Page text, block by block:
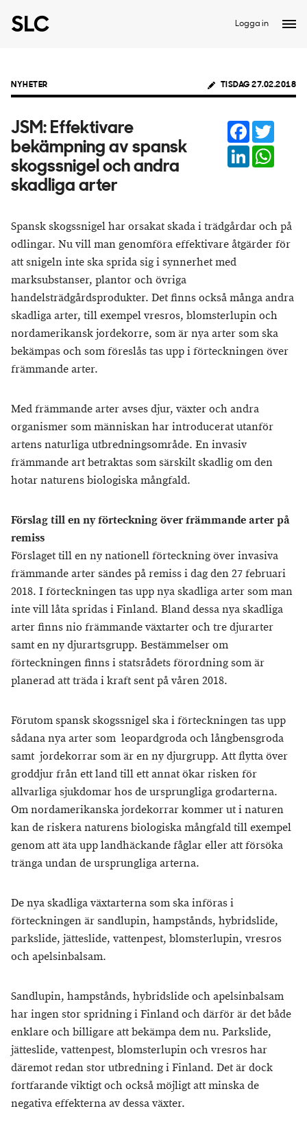
Logga in
NYHETER TISDAG 27.02.2018
JSM: Effektivare
bekämpning av spansk
skogssnigel och andra
skadliga arter
Facebook
LinkedIn
Spansk skogssnigel har orsakat skada i trädgårdar och på
odlingar. Nu vill man genomföra effektivare åtgärder för
att snigeln inte ska sprida sig i synnerhet med
marksubstanser, plantor och övriga
handelsträdgårdsprodukter. Det finns också många andra
skadliga arter, till exempel vresros, blomsterlupin och
nordamerikansk jordekorre, som är nya arter som ska
bekämpas och som föreslås tas upp i förteckningen över
främmande arter.
Med främmande arter avses djur, växter och andra
organismer som människan har introducerat utanför
artens naturliga utbredningsområde. En invasiv
främmande art betraktas som särskilt skadlig om den
hotar naturens biologiska mångfald.
Förslag till en ny förteckning över främmande arter på
remiss
Förslaget till en ny nationell förteckning över invasiva
främmande arter sändes på remiss i dag den 27 februari
2018. I förteckningen tas upp nya skadliga arter som man
inte vill låta spridas i Finland. Bland dessa nya skadliga
arter finns nio främmande växtarter och tre djurarter
samt en ny djurartsgrupp. Bestämmelser om
förteckningen finns i statsrådets förordning som är
planerad att träda i kraft sent på våren 2018.
Förutom spansk skogssnigel ska i förteckningen tas upp
sådana nya arter som leopardgroda och långbensgroda
samt jordekorrar som är en ny djurgrupp. Att flytta över
groddjur från ett land till ett annat ökar risken för
allvarliga sjukdomar hos de ursprungliga grodarterna.
Om nordamerikanska jordekorrar kommer ut i naturen
kan de riskera naturens biologiska mångfald till exempel
genom att äta upp landhäckande fåglar eller att försöka
tränga undan de ursprungliga arterna.
De nya skadliga växtarterna som ska införas i
förteckningen är sandlupin, hampstånds, hybridslide,
parkslide, jätteslide, vattenpest, blomsterlupin, vresros
och apelsinbalsam.
Sandlupin, hampstånds, hybridslide och apelsinbalsam
har ingen stor spridning i Finland och därför är det både
enklare och billigare att bekämpa dem nu. Parkslide,
jätteslide, vattenpest, blomsterlupin och vresros har
däremot redan stor utbredning i Finland. Det är dock
fortfarande viktigt och också möjligt att minska de
negativa effekterna av dessa växter.